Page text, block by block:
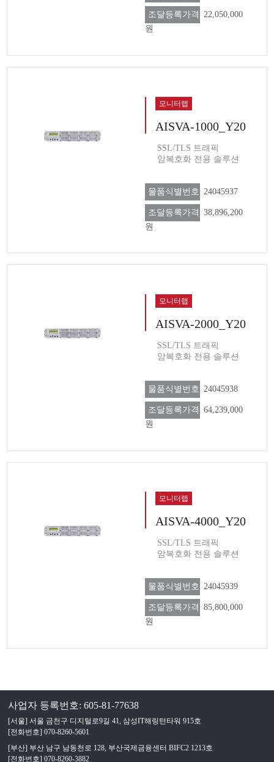
조달등록가격 22,050,000
원
모니터랩
AISVA-1000_Y20
SSL/TLS 트래픽
암복호화 전용 솔루션
물품식별번호 24045937
조달등록가격 38,896,200
원
모니터랩
AISVA-2000_Y20
SSL/TLS 트래픽
암복호화 전용 솔루션
물품식별번호 24045938
조달등록가격 64,239,000
원
모니터랩
AISVA-4000_Y20
SSL/TLS 트래픽
암복호화 전용 솔루션
물품식별번호 24045939
조달등록가격 85,800,000
원
사업자 등록번호: 605-81-77638
[서울] 서울 금천구 디지털로9길 41, 삼성IT해링턴타워 915호
[전화번호] 070-8260-5601
[부산] 부산 남구 남동천로 128, 부산국제금융센터 BIFC2 1213호
[전화번호] 070-8260-3882